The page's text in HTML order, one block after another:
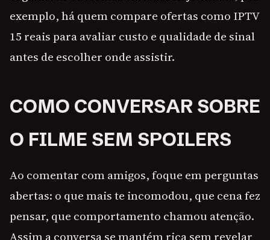
exemplo, há quem compare ofertas como IPTV
15 reais para avaliar custo e qualidade de sinal
antes de escolher onde assistir.
COMO CONVERSAR SOBRE
O FILME SEM SPOILERS
Ao comentar com amigos, foque em perguntas
abertas: o que mais te incomodou, que cena fez
pensar, que comportamento chamou atenção.
Assim a conversa se mantém rica sem revelar